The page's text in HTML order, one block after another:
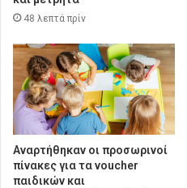
48 λεπτά πρίν
Αναρτήθηκαν οι προσωρινοί
πίνακες για τα voucher
παιδικών και